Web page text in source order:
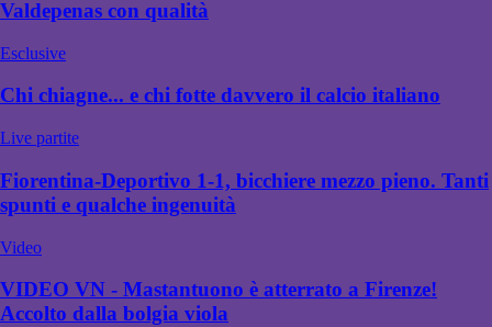
Valdepenas con qualità
Esclusive
Chi chiagne... e chi fotte davvero il calcio italiano
Live partite
Fiorentina-Deportivo 1-1, bicchiere mezzo pieno. Tanti
spunti e qualche ingenuità
Video
VIDEO VN - Mastantuono è atterrato a Firenze!
Accolto dalla bolgia viola